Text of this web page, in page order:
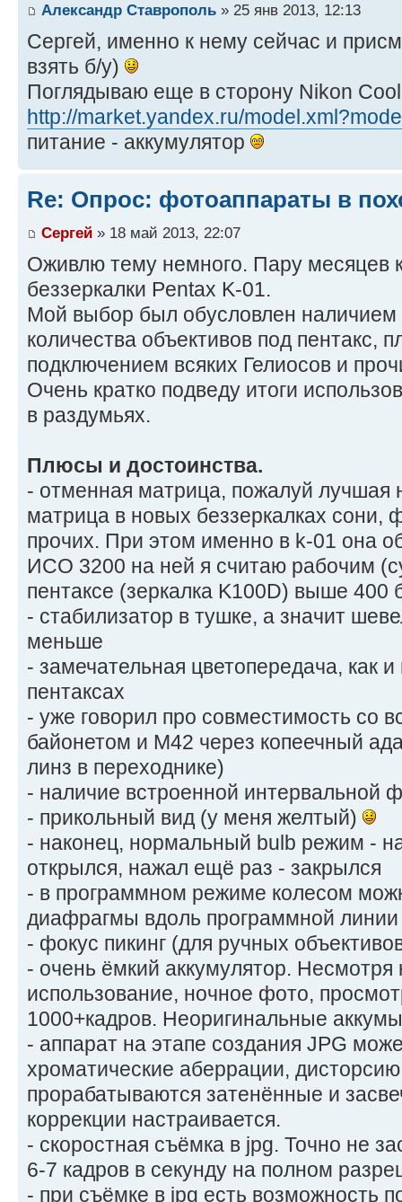
Александр Ставрополь » 25 янв 2013, 12:13
Сергей, именно к нему сейчас и
взять б/у)
Поглядываю еще в сторону Nikon
http://market.yandex.ru/
питание - аккумулятор
Re: Опрос: фотоаппараты в
Сергей » 18 май 2013, 22:07
Оживлю тему немного. Пару месяцев
беззеркалки Pentax K-01.
Мой выбор был обусловлен наличием
количества объективов под пентакс,
подключением всяких Гелиосов и
Очень кратко подведу итоги
в раздумьях.
Плюсы и достоинства.
- отменная матрица, пожалуй
матрица в новых беззеркалках сони,
прочих. При этом именно в k-01 она
ИСО 3200 на ней я считаю рабочим
пентаксе (зеркалка K100D) выше
- стабилизатор в тушке, а значит
меньше
- замечательная цветопередача, как
пентаксах
- уже говорил про совместимость со
байонетом и М42 через копеечный
линз в переходнике)
- наличие встроенной интервальной
- прикольный вид (у меня желтый)
- наконец, нормальный bulb режим -
открылся, нажал ещё раз - закрылся
- в программном режиме колесом
диафрагмы вдоль программной линии
- фокус пикинг (для ручных
- очень ёмкий аккумулятор. Несмотря
использование, ночное фото,
1000+кадров. Неоригинальные
- аппарат на этапе создания JPG
хроматические аберрации,
прорабатываются затенённые и
коррекции настраивается.
- скоростная съёмка в jpg. Точно не
6-7 кадров в секунду на полном
- при съёмке в jpg есть возможность